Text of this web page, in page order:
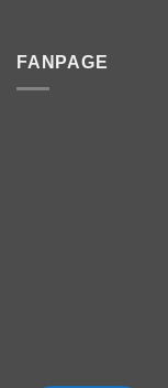
FANPAGE